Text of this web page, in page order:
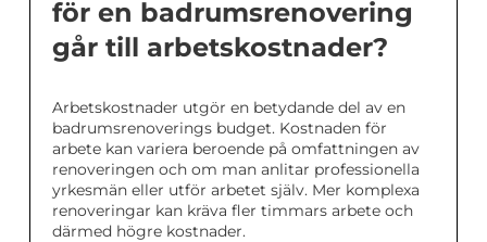
för en badrumsrenovering
går till arbetskostnader?
Arbetskostnader utgör en betydande del av en
badrumsrenoverings budget. Kostnaden för
arbete kan variera beroende på omfattningen av
renoveringen och om man anlitar professionella
yrkesmän eller utför arbetet själv. Mer komplexa
renoveringar kan kräva fler timmars arbete och
därmed högre kostnader.